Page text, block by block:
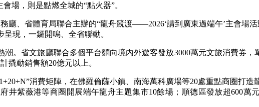
，則是點燃全城的“點火器”。
、省體育局聯合主辦的“龍舟競渡——2026‘請到廣東過端午’主會場
現，一鑼開鳴、全省聯動。
省文旅廳聯合多個平台麵向境內外遊客發放3000萬元文旅消費券，
撬動銷售額20億元以上。
消費矩陣，在佛羅倫薩小鎮、南海萬科廣場等20處重點商圈打造
井紫薇港等商圈開展端午龍舟主題集市10餘場；順德區發放超600萬